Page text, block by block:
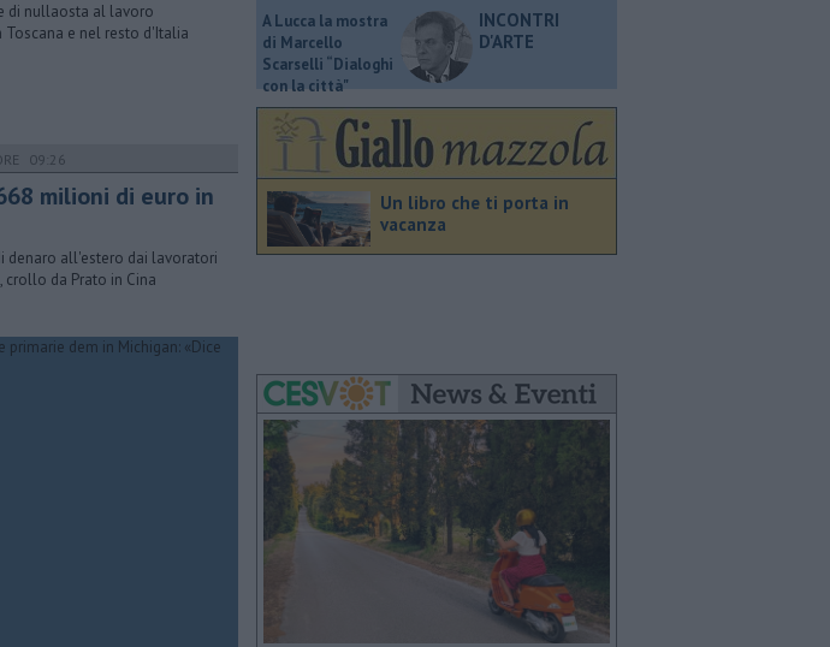
di nullaosta al lavoro
e nel resto d'Italia
09:26
milioni di euro in
denaro all'estero dai lavoratori
crollo da Prato in Cina
A Lucca la mostra
di Marcello
Scarselli “Dialoghi
con la città"
INCONTRI
D'ARTE
Un libro che ti porta in
vacanza